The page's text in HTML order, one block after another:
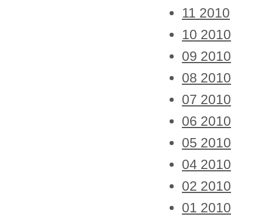
11 2010
10 2010
09 2010
08 2010
07 2010
06 2010
05 2010
04 2010
02 2010
01 2010